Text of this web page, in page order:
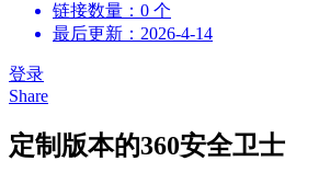
链接数量：0 个
最后更新：2026-4-14
登录
Share
定制版本的360安全卫士